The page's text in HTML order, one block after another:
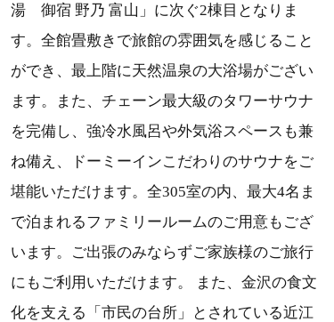
湯 御宿 野乃 富山」に次ぐ2棟目となりま
す。全館畳敷きで旅館の雰囲気を感じること
ができ、最上階に天然温泉の大浴場がござい
ます。また、チェーン最大級のタワーサウナ
を完備し、強冷水風呂や外気浴スペースも兼
ね備え、ドーミーインこだわりのサウナをご
堪能いただけます。全305室の内、最大4名ま
で泊まれるファミリールームのご用意もござ
います。ご出張のみならずご家族様のご旅行
にもご利用いただけます。 また、金沢の食文
化を支える「市民の台所」とされている近江